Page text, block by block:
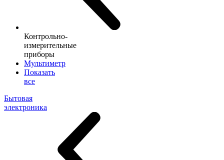
Контрольно-
измерительные
приборы
Мультиметр
Показать
все
Бытовая
электроника